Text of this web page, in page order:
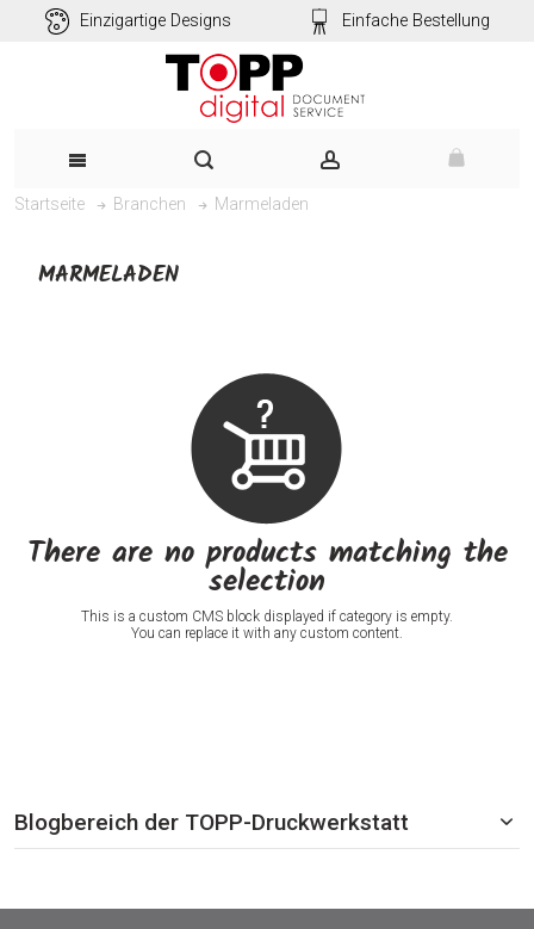
Einzigartige Designs Einfache Bestellung
Startseite Branchen Marmeladen
MARMELADEN
There are no products matching the
selection
This is a custom CMS block displayed if category is empty.
You can replace it with any custom content.
Blogbereich der TOPP-Druckwerkstatt